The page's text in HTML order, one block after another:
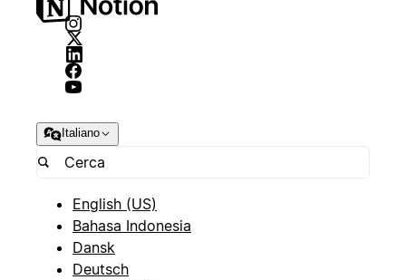
Italiano
English (US)
Bahasa Indonesia
Dansk
Deutsch